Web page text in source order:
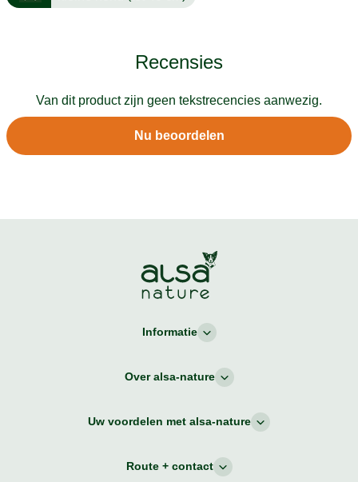
Recensies
Van dit product zijn geen tekstrecencies aanwezig.
Nu beoordelen
Informatie
Over alsa-nature
Uw voordelen met alsa-nature
Route + contact